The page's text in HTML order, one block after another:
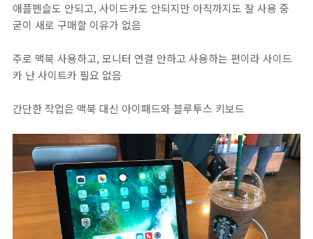
애플펜슬도 안되고, 사이드카도 안되지만 아직까지도 잘 사용 중
굳이 새로 구매할 이유가 없음
주로 맥북 사용하고, 모니터 연결 안하고 사용하는 편이라 사이드
카 난 사이트카 필요 없음
간단한 작업은 맥북 대신 아이패드와 블루투스 키보드